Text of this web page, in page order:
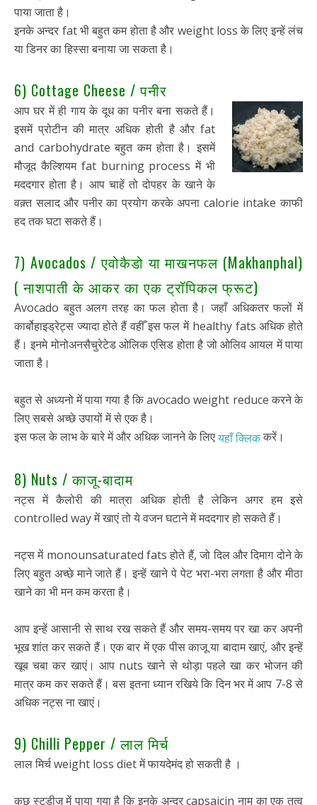
पाया जाता है।
इनके अन्दर fat भी बहुत कम होता है और weight loss के लिए इन्हें लंच
या डिनर का हिस्सा बनाया जा सकता है।
6) Cottage Cheese / पनीर
आप घर में ही गाय के दूध का पनीर बना सकते हैं।
इसमें प्रोटीन की मात्र अधिक होती है और fat
and carbohydrate बहुत कम होता है। इसमें
मौजूद कैल्शियम fat burning process में भी
मददगार होता है। आप चाहें तो दोपहर के खाने के
वक़्त सलाद और पनीर का प्रयोग करके अपना calorie intake काफी
हद तक घटा सकते हैं।
7) Avocados / एवोकैडो या माखनफल (Makhanphal)
( नाशपाती के आकर का एक ट्रॉपिकल फ्रूट)
Avocado बहुत अलग तरह का फल होता है। जहाँ अधिकतर फलों में
कार्बोहाइड्रेट्स ज्यादा होते हैं वहीँ इस फल में healthy fats अधिक होते
हैं। इनमे मोनोअनसैचुरेटेड ओलिक एसिड होता है जो ओलिव आयल में पाया
जाता है।
बहुत से अध्यनो में पाया गया है कि avocado weight reduce करने के
लिए सबसे अच्छे उपायों में से एक है।
इस फल के लाभ के बारे में और अधिक जानने के लिएयहाँ क्लिककरें।
8) Nuts / काजू-बादाम
नट्स में कैलोरी की मात्रा अधिक होती है लेकिन अगर हम इसे
controlled way में खाएं तो ये वजन घटाने में मददगार हो सकते हैं।
नट्स में monounsaturated fats होते हैं, जो दिल और दिमाग दोने के
लिए बहुत अच्छे माने जाते हैं। इन्हें खाने पे पेट भरा-भरा लगता है और मीठा
खाने का भी मन कम करता है।
आप इन्हें आसानी से साथ रख सकते हैं और समय-समय पर खा कर अपनी
भूख शांत कर सकते हैं। एक बार में एक पीस काजू या बादाम खाएं, और इन्हें
खूब चबा कर खाएं। आप nuts खाने से थोड़ा पहले खा कर भोजन की
मात्र कम कर सकते हैं। बस इतना ध्यान रखिये कि दिन भर में आप 7-8 से
अधिक नट्स ना खाएं।
9) Chilli Pepper / लाल मिर्च
लाल मिर्च weight loss diet में फायदेमंद हो सकती है ।
कुछ स्टडीज में पाया गया है कि इनके अन्दर capsaicin नाम का एक तत्व